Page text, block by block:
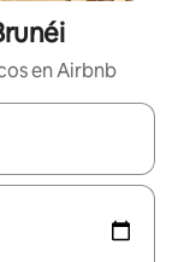
en Airbnb
navega con las